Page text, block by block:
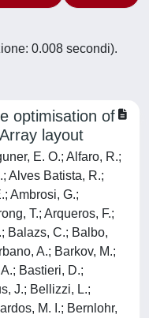
0.008 secondi).
optimisation of
layout
E. O.; Alfaro, R.;
Alves Batista, R.;
Ambrosi, G.;
T.; Arqueros, F.;
Balazs, C.; Balbo,
A.; Barkov, M.;
Bastieri, D.;
J.; Bellizzi, L.;
M. I.; Bernlohr,